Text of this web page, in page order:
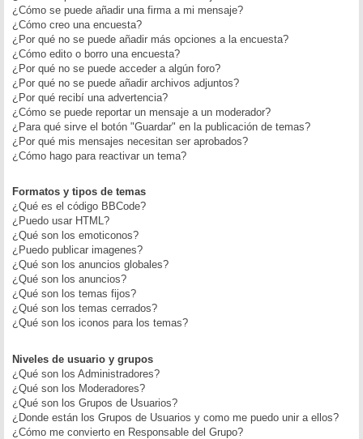
¿Cómo se puede añadir una firma a mi mensaje?
¿Cómo creo una encuesta?
¿Por qué no se puede añadir más opciones a la encuesta?
¿Cómo edito o borro una encuesta?
¿Por qué no se puede acceder a algún foro?
¿Por qué no se puede añadir archivos adjuntos?
¿Por qué recibí una advertencia?
¿Cómo se puede reportar un mensaje a un moderador?
¿Para qué sirve el botón "Guardar" en la publicación de temas?
¿Por qué mis mensajes necesitan ser aprobados?
¿Cómo hago para reactivar un tema?
Formatos y tipos de temas
¿Qué es el código BBCode?
¿Puedo usar HTML?
¿Qué son los emoticonos?
¿Puedo publicar imagenes?
¿Qué son los anuncios globales?
¿Qué son los anuncios?
¿Qué son los temas fijos?
¿Qué son los temas cerrados?
¿Qué son los iconos para los temas?
Niveles de usuario y grupos
¿Qué son los Administradores?
¿Qué son los Moderadores?
¿Qué son los Grupos de Usuarios?
¿Donde están los Grupos de Usuarios y como me puedo unir a ellos?
¿Cómo me convierto en Responsable del Grupo?